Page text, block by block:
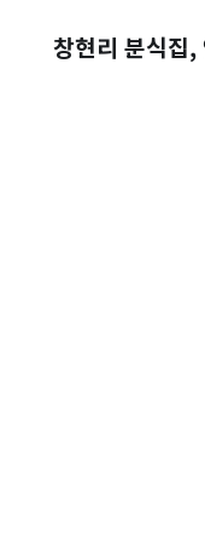
창현리 분식집